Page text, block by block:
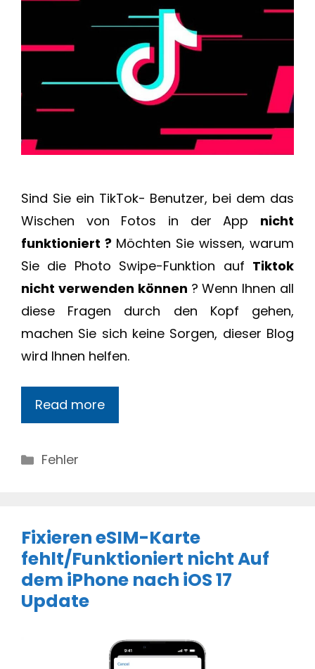
Sind Sie ein TikTok- Benutzer, bei dem das
Wischen von Fotos in der App nicht
funktioniert ? Möchten Sie wissen, warum
Sie die Photo Swipe-Funktion auf Tiktok
nicht verwenden können ? Wenn Ihnen all
diese Fragen durch den Kopf gehen,
machen Sie sich keine Sorgen, dieser Blog
wird Ihnen helfen.
Read more
Categories
Fehler
Fixieren eSIM-Karte
fehlt/Funktioniert nicht Auf
dem iPhone nach iOS 17
Update